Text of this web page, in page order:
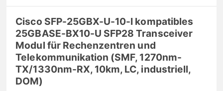
Cisco SFP-25GBX-U-10-I kompatibles
25GBASE-BX10-U SFP28 Transceiver
Modul für Rechenzentren und
Telekommunikation (SMF, 1270nm-
TX/1330nm-RX, 10km, LC, industriell,
DOM)